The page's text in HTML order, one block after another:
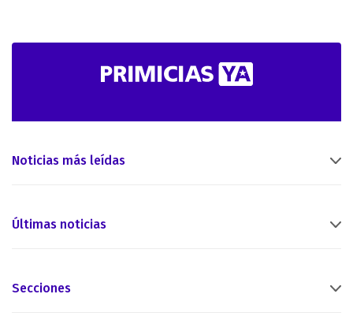
Noticias más leídas
Últimas noticias
Secciones